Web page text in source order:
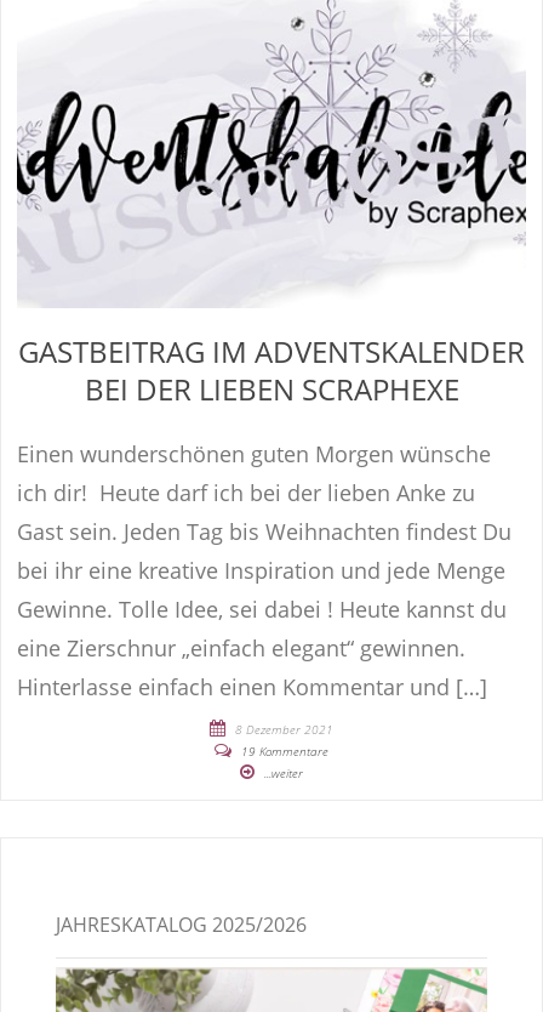
GASTBEITRAG IM ADVENTSKALENDER
BEI DER LIEBEN SCRAPHEXE
Einen wunderschönen guten Morgen wünsche
ich dir! Heute darf ich bei der lieben Anke zu
Gast sein. Jeden Tag bis Weihnachten findest Du
bei ihr eine kreative Inspiration und jede Menge
Gewinne. Tolle Idee, sei dabei ! Heute kannst du
eine Zierschnur „einfach elegant“ gewinnen.
Hinterlasse einfach einen Kommentar und […]
8 Dezember 2021
19 Kommentare
...weiter
JAHRESKATALOG 2025/2026